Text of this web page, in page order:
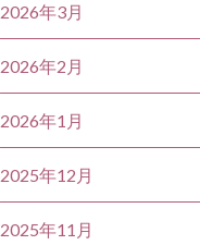
2026年3月
2026年2月
2026年1月
2025年12月
2025年11月